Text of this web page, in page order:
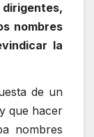
nombres
la
de un
que hacer
nombres